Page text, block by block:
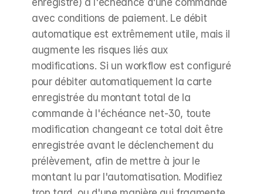
avec conditions de paiement. Le débit
automatique est extrêmement utile, mais il
augmente les risques liés aux
modifications. Si un workflow est configuré
pour débiter automatiquement la carte
enregistrée du montant total de la
commande à l'échéance net-30, toute
modification changeant ce total doit être
enregistrée avant le déclenchement du
prélèvement, afin de mettre à jour le
montant lu par l'automatisation. Modifiez